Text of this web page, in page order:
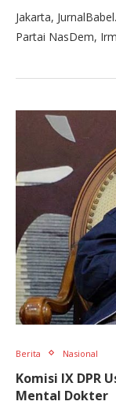
Jakarta,
Partai NasDem,
Berita Nasional
Komisi IX DPR
Mental Dokter